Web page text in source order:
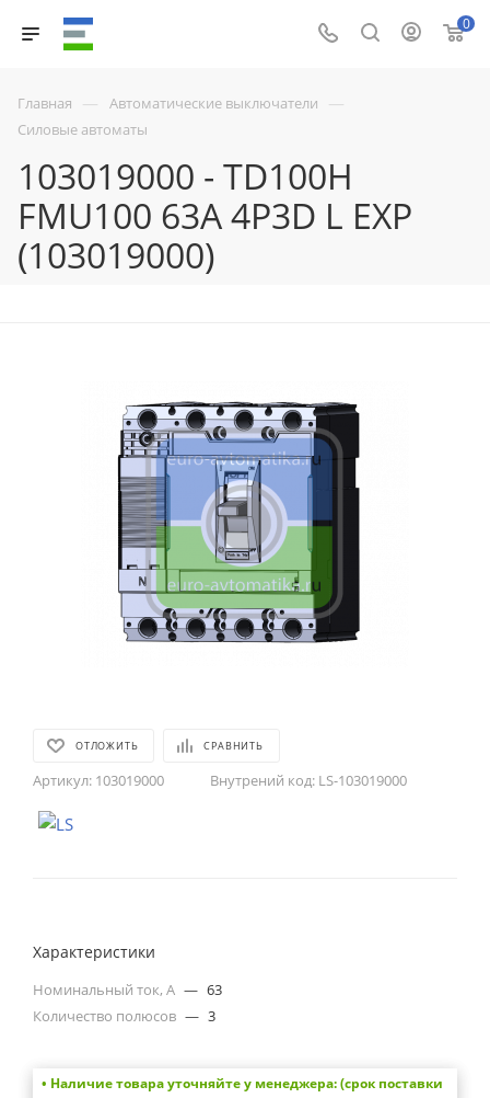
0
Главная — Автоматические выключатели —
Силовые автоматы
103019000 - TD100H
FMU100 63A 4P3D L EXP
(103019000)
ОТЛОЖИТЬ СРАВНИТЬ
Артикул: 103019000 Внутрений код: LS-103019000
Характеристики
Номинальный ток, А — 63
Количество полюсов — 3
• Наличие товара уточняйте у менеджера: (срок поставки